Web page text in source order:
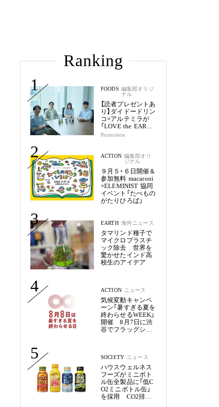
Ranking
1
FOODS 編集部オリジ
ナル
【読者プレゼントあ
り】ダイドードリン
コ×アルテミラが
「LOVE the EARTH
シリーズ」で目指す
Promotion
2 ACTION 編集部オリ
ジナル
９月５・６日開催＆
参加無料 macaroni
×ELEMINIST 協同
イベント「たべもの
がたりひろば」
3 EARTH 海外ニュース
タマリンド種子で
マイクロプラスチ
ック除去 世界を
驚かせたインド高
校生のアイデア
4 ACTION ニュース
気候変動キャンペ
ーン「暑すぎる夏を
終わらせるWEEK」
開催 8月7日に渋
谷でフラッグシッ
5 SOCIETY ニュース
ハウスウェルネス
フーズがミニボト
ル缶全製品に「低C
O2ミニボトル缶」
を採用 CO2排出